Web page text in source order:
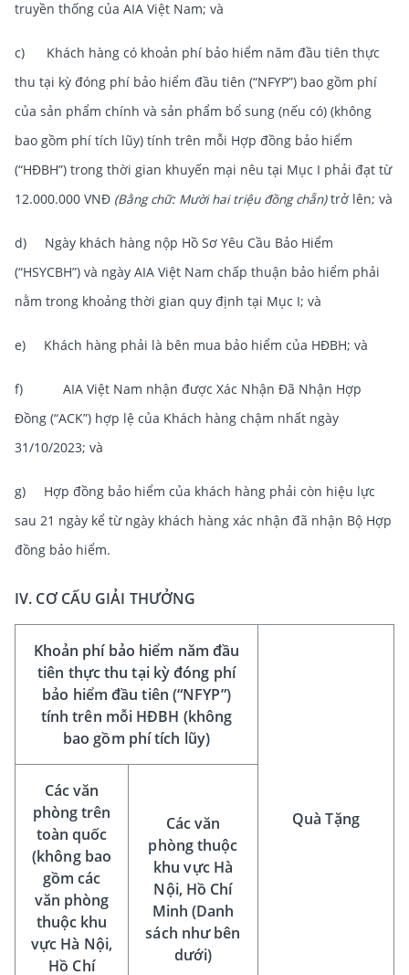
truyền thống của AIA Việt Nam; và
c) Khách hàng có khoản phí bảo hiểm năm đầu tiên thực
thu tại kỳ đóng phí bảo hiểm đầu tiên (“NFYP”) bao gồm phí
của sản phẩm chính và sản phẩm bổ sung (nếu có) (không
bao gồm phí tích lũy) tính trên mỗi Hợp đồng bảo hiểm
(“HĐBH”) trong thời gian khuyến mại nêu tại Mục I phải đạt từ
12.000.000 VNĐ (Bằng chữ: Mười hai triệu đồng chẵn)trở lên; và
d) Ngày khách hàng nộp Hồ Sơ Yêu Cầu Bảo Hiểm
(“HSYCBH”) và ngày AIA Việt Nam chấp thuận bảo hiểm phải
nằm trong khoảng thời gian quy định tại Mục I; và
e) Khách hàng phải là bên mua bảo hiểm của HĐBH; và
f) AIA Việt Nam nhận được Xác Nhận Đã Nhận Hợp
Đồng (“ACK”) hợp lệ của Khách hàng chậm nhất ngày
31/10/2023; và
g) Hợp đồng bảo hiểm của khách hàng phải còn hiệu lực
sau 21 ngày kể từ ngày khách hàng xác nhận đã nhận Bộ Hợp
đồng bảo hiểm.
IV. CƠ CẤU GIẢI THƯỞNG
Khoản phí bảo hiểm năm đầu
tiên thực thu tại kỳ đóng phí
bảo hiểm đầu tiên (“NFYP”)
tính trên mỗi HĐBH (không
bao gồm phí tích lũy)
Quà Tặng
Các văn
phòng trên
toàn quốc
(không bao
gồm các
văn phòng
thuộc khu
vực Hà Nội,
Hồ Chí
Các văn
phòng thuộc
khu vực Hà
Nội, Hồ Chí
Minh (Danh
sách như bên
dưới)